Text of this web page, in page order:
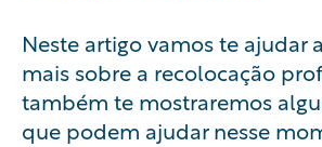
Neste artigo vamos te ajudar
mais sobre a recolocação
também te mostraremos
que podem ajudar nesse